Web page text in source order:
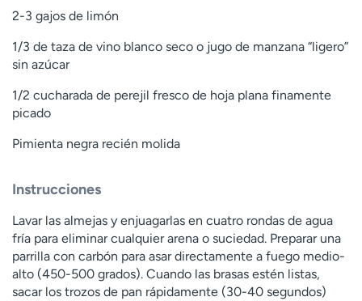
2-3 gajos de limón
1/3 de taza de vino blanco seco o jugo de manzana “ligero”
sin azúcar
1/2 cucharada de perejil fresco de hoja plana finamente
picado
Pimienta negra recién molida
Instrucciones
Lavar las almejas y enjuagarlas en cuatro rondas de agua
fría para eliminar cualquier arena o suciedad. Preparar una
parrilla con carbón para asar directamente a fuego medio-
alto (450-500 grados). Cuando las brasas estén listas,
sacar los trozos de pan rápidamente (30-40 segundos)